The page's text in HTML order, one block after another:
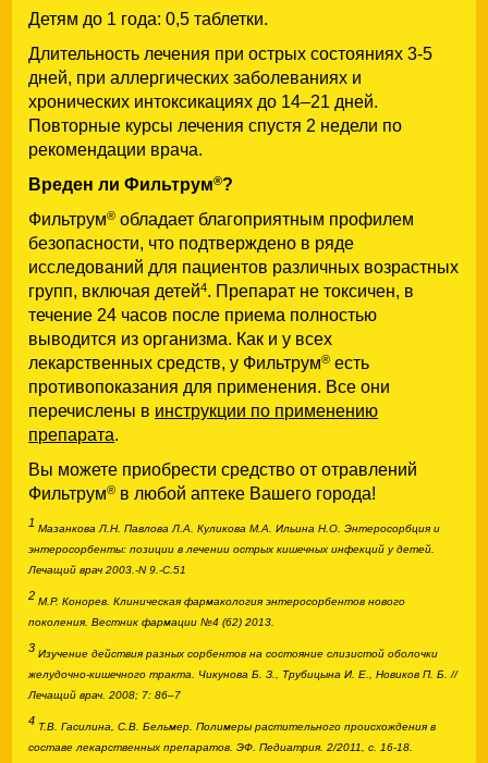
Детям до 1 года: 0,5 таблетки.
Длительность лечения при острых состояниях 3-5
дней, при аллергических заболеваниях и
хронических интоксикациях до 14–21 дней.
Повторные курсы лечения спустя 2 недели по
рекомендации врача.
Вреден ли Фильтрум®?
Фильтрум® обладает благоприятным профилем
безопасности, что подтверждено в ряде
исследований для пациентов различных возрастных
групп, включая детей4. Препарат не токсичен, в
течение 24 часов после приема полностью
выводится из организма. Как и у всех
лекарственных средств, у Фильтрум® есть
противопоказания для применения. Все они
перечислены в инструкции по применению
препарата.
Вы можете приобрести средство от отравлений
Фильтрум® в любой аптеке Вашего города!
1 Мазанкова Л.Н. Павлова Л.А. Куликова М.А. Ильина Н.О. Энтеросорбция и
энтеросорбенты: позиции в лечении острых кишечных инфекций у детей.
Лечащий врач 2003.-N 9.-С.51
2 М.Р. Конорев. Клиническая фармакология энтеросорбентов нового
поколения. Вестник фармации №4 (62) 2013.
3 Изучение действия разных сорбентов на состояние слизистой оболочки
желудочно-кишечного тракта. Чикунова Б. З., Трубицына И. Е., Новиков П. Б. //
Лечащий врач. 2008; 7: 86–7
4 Т.В. Гасилина, С.В. Бельмер. Полимеры растительного происхождения в
составе лекарственных препаратов. ЭФ. Педиатрия. 2/2011, с. 16-18.